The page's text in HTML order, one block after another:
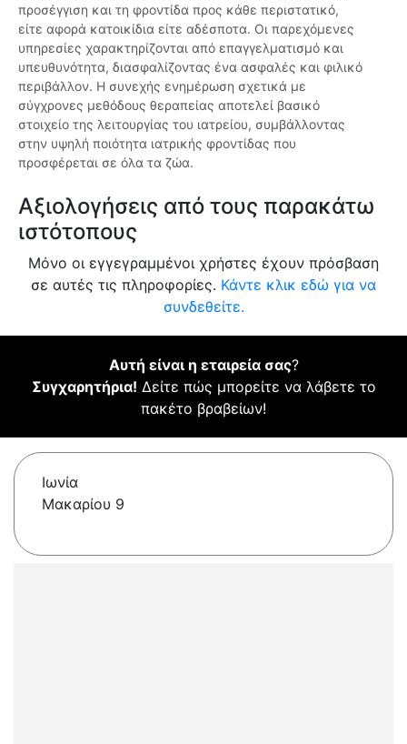
προσέγγιση και τη φροντίδα προς κάθε περιστατικό,
είτε αφορά κατοικίδια είτε αδέσποτα. Οι παρεχόμενες
υπηρεσίες χαρακτηρίζονται από επαγγελματισμό και
υπευθυνότητα, διασφαλίζοντας ένα ασφαλές και φιλικό
περιβάλλον. Η συνεχής ενημέρωση σχετικά με
σύγχρονες μεθόδους θεραπείας αποτελεί βασικό
στοιχείο της λειτουργίας του ιατρείου, συμβάλλοντας
στην υψηλή ποιότητα ιατρικής φροντίδας που
προσφέρεται σε όλα τα ζώα.
Αξιολογήσεις από τους παρακάτω
ιστότοπους
Μόνο οι εγγεγραμμένοι χρήστες έχουν πρόσβαση
σε αυτές τις πληροφορίες. Κάντε κλικ εδώ για να
συνδεθείτε.
Αυτή είναι η εταιρεία σας?
Συγχαρητήρια! Δείτε πώς μπορείτε να λάβετε το
πακέτο βραβείων!
Ιωνία
Μακαρίου 9